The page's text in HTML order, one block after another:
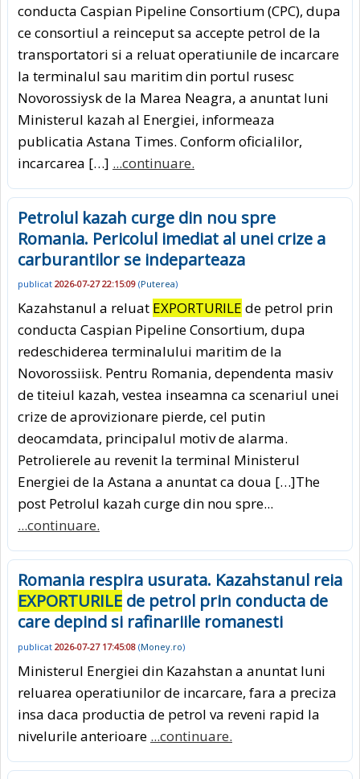
conducta Caspian Pipeline Consortium (CPC), dupa
ce consortiul a reinceput sa accepte petrol de la
transportatori si a reluat operatiunile de incarcare
la terminalul sau maritim din portul rusesc
Novorossiysk de la Marea Neagra, a anuntat luni
Ministerul kazah al Energiei, informeaza
publicatia Astana Times. Conform oficialilor,
incarcarea […] ...continuare.
Petrolul kazah curge din nou spre
Romania. Pericolul imediat al unei crize a
carburantilor se indeparteaza
publicat 2026-07-27 22:15:09 (Puterea)
Kazahstanul a reluat EXPORTURILE de petrol prin
conducta Caspian Pipeline Consortium, dupa
redeschiderea terminalului maritim de la
Novorossiisk. Pentru Romania, dependenta masiv
de titeiul kazah, vestea inseamna ca scenariul unei
crize de aprovizionare pierde, cel putin
deocamdata, principalul motiv de alarma.
Petrolierele au revenit la terminal Ministerul
Energiei de la Astana a anuntat ca doua […]The
post Petrolul kazah curge din nou spre...
...continuare.
Romania respira usurata. Kazahstanul reia
EXPORTURILE de petrol prin conducta de
care depind si rafinariile romanesti
publicat 2026-07-27 17:45:08 (Money.ro)
Ministerul Energiei din Kazahstan a anuntat luni
reluarea operatiunilor de incarcare, fara a preciza
insa daca productia de petrol va reveni rapid la
nivelurile anterioare ...continuare.